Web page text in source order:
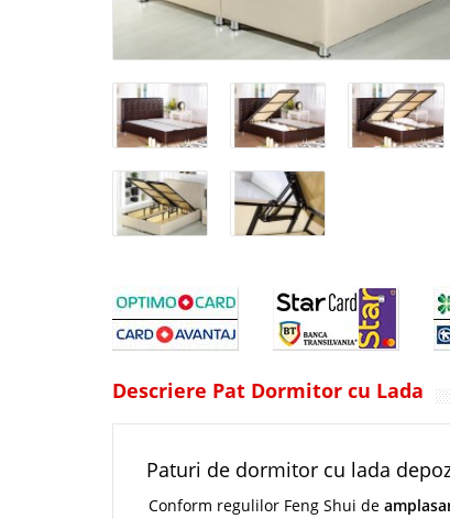
Descriere Pat Dormitor cu Lada
Paturi de dormitor cu lada
Conform regulilor Feng Shui de